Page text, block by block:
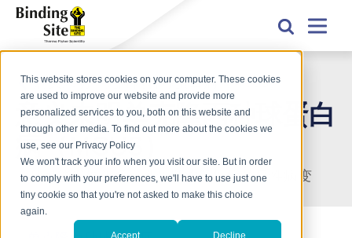
This website stores cookies on your computer. These cookies
are used to improve our website and provide more
personalized services to you, both on this website and
through other media. To find out more about the cookies we
use, see our Privacy Policy
We won't track your info when you visit our site. But in order
to comply with your preferences, we'll have to use just one
tiny cookie so that you're not asked to make this choice
again.
Accept Decline
意义未明单克隆丙种球蛋白病（MGUS）
意义未明单克隆丙种球蛋白
病（MGUS）
一种可能发展为多发性骨髓瘤等癌症的良性病变